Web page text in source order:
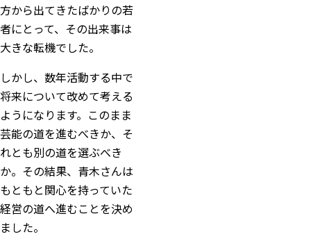
方から出てきたばかりの若
者にとって、その出来事は
大きな転機でした。
しかし、数年活動する中で
将来について改めて考える
ようになります。このまま
芸能の道を進むべきか、そ
れとも別の道を選ぶべき
か。その結果、青木さんは
もともと関心を持っていた
経営の道へ進むことを決め
ました。